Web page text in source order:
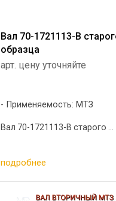
Вал 70-1721113-В
образца
арт. цену уточняйте
Применяемость: МТЗ
Вал 70-1721113-В старого ...
подробнее